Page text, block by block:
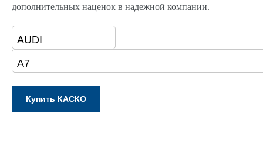
дополнительных наценок в надежной компании.